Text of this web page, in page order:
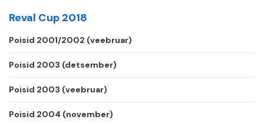
Reval Cup 2018
Poisid 2001/2002 (veebruar)
Poisid 2003 (detsember)
Poisid 2003 (veebruar)
Poisid 2004 (november)